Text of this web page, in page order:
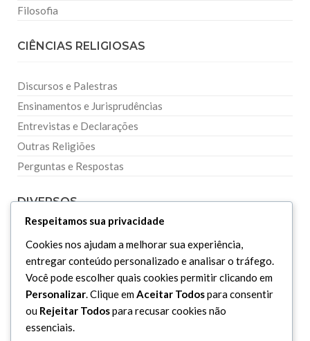
Filosofia
CIÊNCIAS RELIGIOSAS
Discursos e Palestras
Ensinamentos e Jurisprudências
Entrevistas e Declarações
Outras Religiões
Perguntas e Respostas
DIVERSOS
Curiosidades
Dicionário Islâmico
Downloads
Respeitamos sua privacidade
Cookies nos ajudam a melhorar sua experiência,
entregar conteúdo personalizado e analisar o tráfego.
Você pode escolher quais cookies permitir clicando em
Personalizar. Clique emAceitar Todospara consentir
ou Rejeitar Todospara recusar cookies não
essenciais.